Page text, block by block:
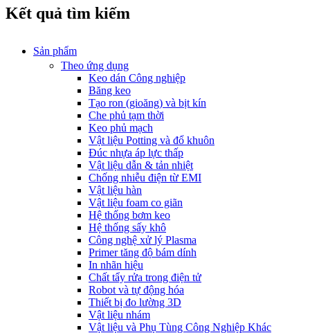
Kết quả tìm kiếm
Sản phẩm
Theo ứng dụng
Keo dán Công nghiệp
Băng keo
Tạo ron (gioăng) và bịt kín
Che phủ tạm thời
Keo phủ mạch
Vật liệu Potting và đổ khuôn
Đúc nhựa áp lực thấp
Vật liệu dẫn & tản nhiệt
Chống nhiễu điện từ EMI
Vật liệu hàn
Vật liệu foam co giãn
Hệ thống bơm keo
Hệ thống sấy khô
Công nghệ xử lý Plasma
Primer tăng độ bám dính
In nhãn hiệu
Chất tẩy rửa trong điện tử
Robot và tự động hóa
Thiết bị đo lường 3D
Vật liệu nhám
Vật liệu và Phụ Tùng Công Nghiệp Khác